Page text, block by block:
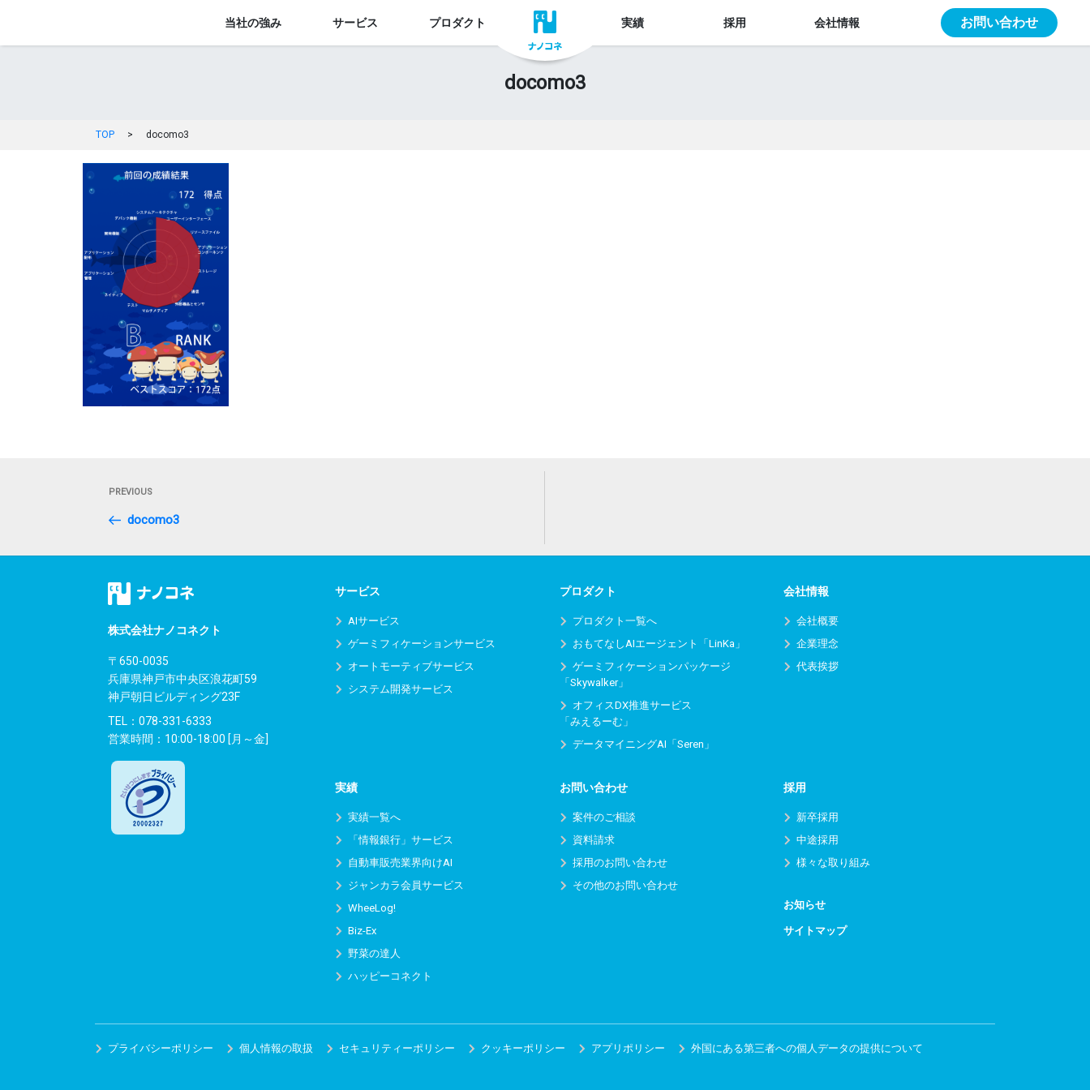
当社の強み サービス プロダクト 実績 採用 会社情報 お問い合わせ
docomo3
TOP > docomo3
ビ
ゲ
ョ
ン
Previous
Post
PREVIOUS
docomo3
株式会社ナノコネクト
〒650-0035
兵庫県神戸市中央区浪花町59
神戸朝日ビルディング23F
TEL： 078-331-6333
営業時間：10:00-18:00 [月～金]
サービス
AIサービス
ゲーミフィケーションサービス
オートモーティブサービス
システム開発サービス
プロダクト
プロダクト一覧へ
おもてなしAIエージェント「LinKa」
ゲーミフィケーションパッケージ
「Skywalker」
オフィスDX推進サービス
「みえるーむ」
データマイニングAI「Seren」
会社情報
会社概要
企業理念
代表挨拶
実績
実績一覧へ
「情報銀行」サービス
自動車販売業界向けAI
ジャンカラ会員サービス
WheeLog!
Biz-Ex
野菜の達人
ハッピーコネクト
お問い合わせ
案件のご相談
資料請求
採用のお問い合わせ
その他のお問い合わせ
採用
新卒採用
中途採用
様々な取り組み
お知らせ
サイトマップ
プライバシーポリシー 個人情報の取扱 セキュリティーポリシー クッキーポリシー アプリポリシー 外国にある第三者への個人データの提供について